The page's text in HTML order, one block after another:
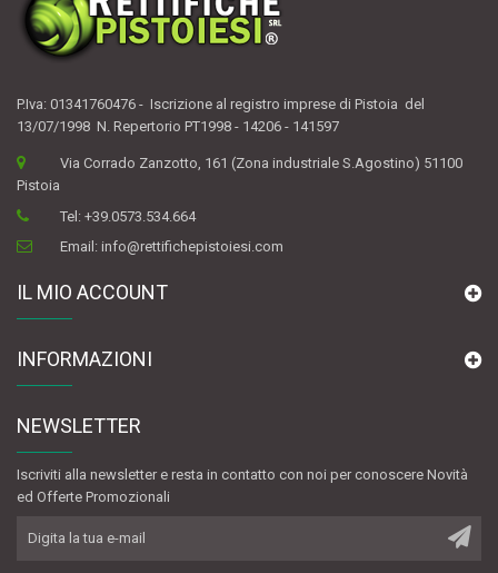
P.Iva: 01341760476 - Iscrizione al registro imprese di Pistoia del
13/07/1998 N. Repertorio PT1998 - 14206 - 141597
Via Corrado Zanzotto, 161 (Zona industriale S.Agostino) 51100
Pistoia
Tel:+39.0573.534.664
Email:info@rettifichepistoiesi.com
IL MIO ACCOUNT
INFORMAZIONI
NEWSLETTER
Iscriviti alla newsletter e resta in contatto con noi per conoscere Novità
ed Offerte Promozionali